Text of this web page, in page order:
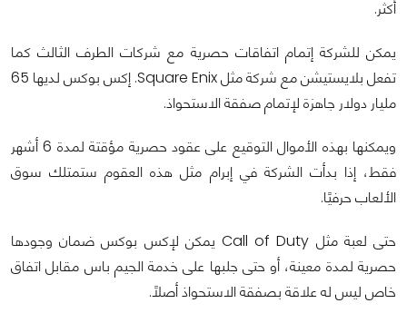
أكثر.
يمكن للشركة إتمام اتفاقات حصرية مع شركات الطرف الثالث كما
تفعل بلايستيشن مع شركة مثل Square Enix. إكس بوكس لديها 65
مليار دولار جاهزة لإتمام صفقة الاستحواذ.
ويمكنها بهذه الأموال التوقيع على عقود حصرية مؤقتة لمدة 6 أشهر
فقط، إذا بدأت الشركة في إبرام مثل هذه العقوم ستمتلك سوق
الألعاب حرفيًا.
حتى لعبة مثل Call of Duty يمكن لإكس بوكس ضمان وجودها
حصرية لمدة معينة، أو حتى جلبها على خدمة الجيم باس مقابل اتفاق
خاص ليس له علاقة بصفقة الاستحواذ أصلًا.